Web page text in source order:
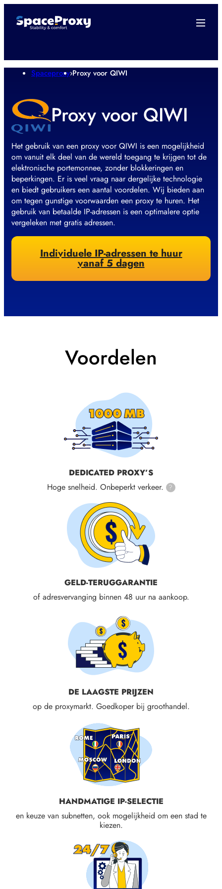
Spaceproxy›Proxy voor QIWI
Proxy voor QIWI
Het gebruik van een proxy voor QIWI is een mogelijkheid
om vanuit elk deel van de wereld toegang te krijgen tot de
elektronische portemonnee, zonder blokkeringen en
beperkingen. Er is veel vraag naar dergelijke technologie
en biedt gebruikers een aantal voordelen. Wij bieden aan
om tegen gunstige voorwaarden een proxy te huren. Het
gebruik van betaalde IP-adressen is een optimalere optie
vergeleken met gratis adressen.
Individuele IP-adressen te huur
vanaf 5 dagen
Voordelen
DEDICATED PROXY’S
Hoge snelheid. Onbeperkt verkeer. ?
GELD-TERUGGARANTIE
of adresvervanging binnen 48 uur na aankoop.
DE LAAGSTE PRIJZEN
op de proxymarkt. Goedkoper bij groothandel.
HANDMATIGE IP-SELECTIE
en keuze van subnetten, ook mogelijkheid om een stad te
kiezen.